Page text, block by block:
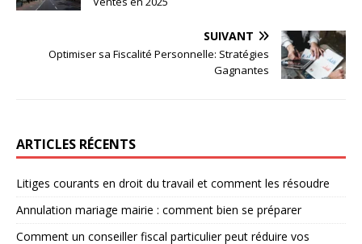
SUIVANT
Optimiser sa Fiscalité Personnelle: Stratégies
Gagnantes
ARTICLES RÉCENTS
Litiges courants en droit du travail et comment les résoudre
Annulation mariage mairie : comment bien se préparer
Comment un conseiller fiscal particulier peut réduire vos